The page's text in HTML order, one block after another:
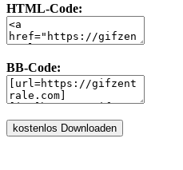
HTML-Code:
BB-Code: